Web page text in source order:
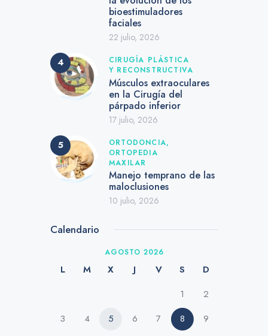
bioestimuladores
faciales
22 julio, 2026
CIRUGÍA PLÁSTICA
Y RECONSTRUCTIVA
Músculos extraoculares
en la Cirugía del
párpado inferior
17 julio, 2026
ORTODONCIA,
ORTOPEDIA
MAXILAR
Manejo temprano de las
maloclusiones
10 julio, 2026
Calendario
AGOSTO 2026
L M X J V S
D
1
2
3
4 5 6 7 8
9